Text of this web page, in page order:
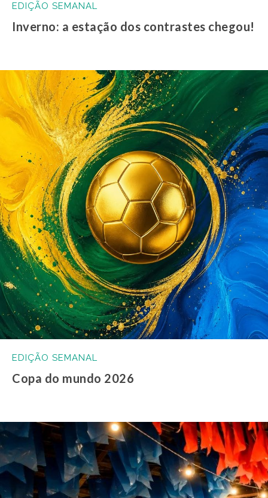
EDIÇÃO SEMANAL
Inverno: a estação dos contrastes chegou!
EDIÇÃO SEMANAL
Copa do mundo 2026